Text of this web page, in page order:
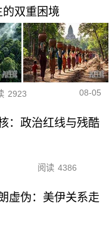
双重困境
2923 08-05
：政治红线与残酷
阅读 4386
虚伪：美伊关系走